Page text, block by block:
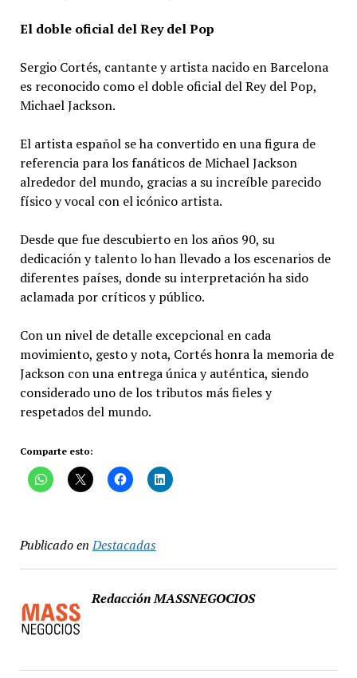
El doble oficial del Rey del Pop
Sergio Cortés, cantante y artista nacido en Barcelona
es reconocido como el doble oficial del Rey del Pop,
Michael Jackson.
El artista español se ha convertido en una figura de
referencia para los fanáticos de Michael Jackson
alrededor del mundo, gracias a su increíble parecido
físico y vocal con el icónico artista.
Desde que fue descubierto en los años 90, su
dedicación y talento lo han llevado a los escenarios de
diferentes países, donde su interpretación ha sido
aclamada por críticos y público.
Con un nivel de detalle excepcional en cada
movimiento, gesto y nota, Cortés honra la memoria de
Jackson con una entrega única y auténtica, siendo
considerado uno de los tributos más fieles y
respetados del mundo.
Comparte esto:
Publicado en Destacadas
Redacción MASSNEGOCIOS